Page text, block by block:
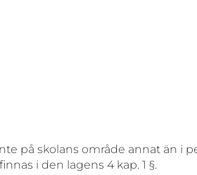
på skolans område annat än i
i den lagens 4 kap. 1 §.